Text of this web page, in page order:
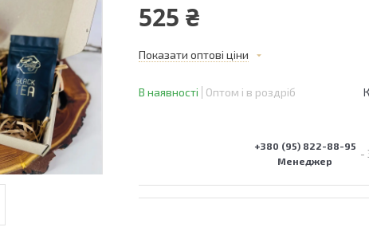
525 ₴
Показати оптові ціни
В наявності Оптом і в роздріб
+380 (95) 822-88-95
Менеджер